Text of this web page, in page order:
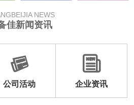
NEWS
佳新闻资讯
公司活动 企业资讯